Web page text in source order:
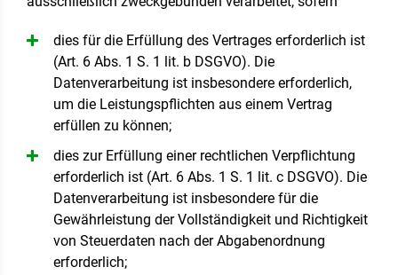
dies für die Erfüllung des Vertrages erforderlich ist
(Art. 6 Abs. 1 S. 1 lit. b DSGVO). Die
Datenverarbeitung ist insbesondere erforderlich,
um die Leistungspflichten aus einem Vertrag
erfüllen zu können;
dies zur Erfüllung einer rechtlichen Verpflichtung
erforderlich ist (Art. 6 Abs. 1 S. 1 lit. c DSGVO). Die
Datenverarbeitung ist insbesondere für die
Gewährleistung der Vollständigkeit und Richtigkeit
von Steuerdaten nach der Abgabenordnung
erforderlich;